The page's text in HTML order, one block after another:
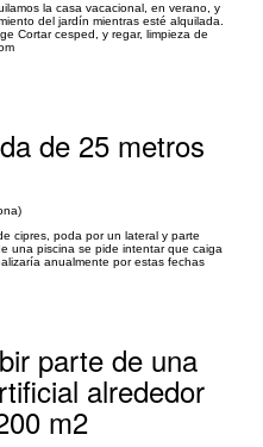
la casa vacacional, en verano, y
del jardín mientras esté alquilada.
Cortar cesped, y regar, limpieza de
de 25 metros
cipres, poda por un lateral y parte
una piscina se pide intentar que caiga
anualmente por estas fechas
parte de una
alrededor
m2